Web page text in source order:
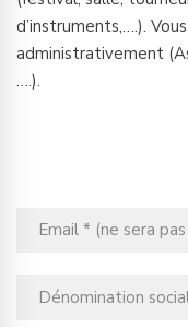
d’instruments,….).
administrativement
….).